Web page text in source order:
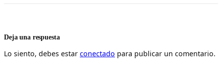
Deja una respuesta
Lo siento, debes estar conectado para publicar un comentario.